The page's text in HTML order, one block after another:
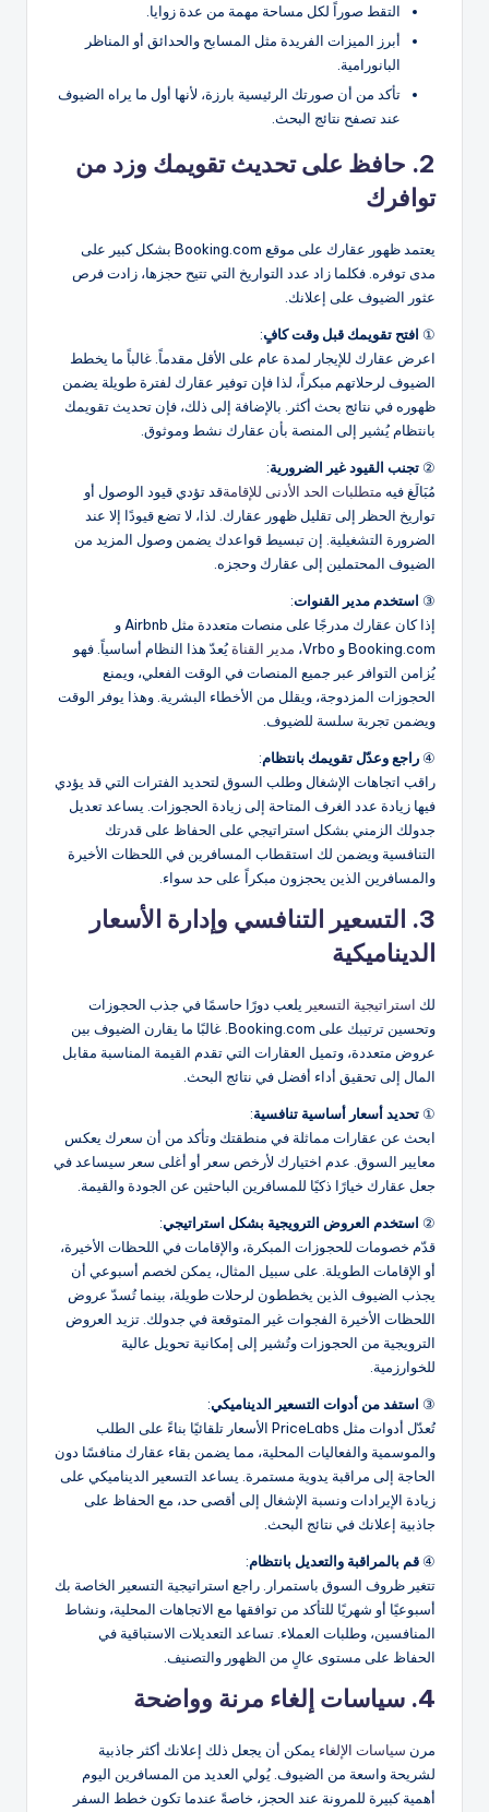
التقط صوراً لكل مساحة مهمة من عدة زوايا.
أبرز الميزات الفريدة مثل المسابح والحدائق أو المناظر
البانورامية.
تأكد من أن صورتك الرئيسية بارزة، لأنها أول ما يراه الضيوف
عند تصفح نتائج البحث.
2. حافظ على تحديث تقويمك وزد من
توافرك
يعتمد ظهور عقارك على موقع Booking.com بشكل كبير على
مدى توفره. فكلما زاد عدد التواريخ التي تتيح حجزها، زادت فرص
عثور الضيوف على إعلانك.
① افتح تقويمك قبل وقت كافٍ:
اعرض عقارك للإيجار لمدة عام على الأقل مقدماً. غالباً ما يخطط
الضيوف لرحلاتهم مبكراً، لذا فإن توفير عقارك لفترة طويلة يضمن
ظهوره في نتائج بحث أكثر. بالإضافة إلى ذلك، فإن تحديث تقويمك
بانتظام يُشير إلى المنصة بأن عقارك نشط وموثوق.
② تجنب القيود غير الضرورية:
مُبَالَغ فيه متطلبات الحد الأدنى للإقامةقد تؤدي قيود الوصول أو
تواريخ الحظر إلى تقليل ظهور عقارك. لذا، لا تضع قيودًا إلا عند
الضرورة التشغيلية. إن تبسيط قواعدك يضمن وصول المزيد من
الضيوف المحتملين إلى عقارك وحجزه.
③ استخدم مدير القنوات:
إذا كان عقارك مدرجًا على منصات متعددة مثل Airbnb و
Booking.com و Vrbo،
مدير القناة يُعدّ هذا النظام أساسياً. فهو
يُزامن التوافر عبر جميع المنصات في الوقت الفعلي، ويمنع
الحجوزات المزدوجة، ويقلل من الأخطاء البشرية. وهذا يوفر الوقت
ويضمن تجربة سلسة للضيوف.
④ راجع وعدّل تقويمك بانتظام:
راقب اتجاهات الإشغال وطلب السوق لتحديد الفترات التي قد يؤدي
فيها زيادة عدد الغرف المتاحة إلى زيادة الحجوزات. يساعد تعديل
جدولك الزمني بشكل استراتيجي على الحفاظ على قدرتك
التنافسية ويضمن لك استقطاب المسافرين في اللحظات الأخيرة
والمسافرين الذين يحجزون مبكراً على حد سواء.
3. التسعير التنافسي وإدارة الأسعار
الديناميكية
لك استراتيجية التسعير يلعب دورًا حاسمًا في جذب الحجوزات
وتحسين ترتيبك على Booking.com. غالبًا ما يقارن الضيوف بين
عروض متعددة، وتميل العقارات التي تقدم القيمة المناسبة مقابل
المال إلى تحقيق أداء أفضل في نتائج البحث.
① تحديد أسعار أساسية تنافسية:
ابحث عن عقارات مماثلة في منطقتك وتأكد من أن سعرك يعكس
معايير السوق. عدم اختيارك لأرخص سعر أو أغلى سعر سيساعد في
جعل عقارك خيارًا ذكيًا للمسافرين الباحثين عن الجودة والقيمة.
② استخدم العروض الترويجية بشكل استراتيجي:
قدّم خصومات للحجوزات المبكرة، والإقامات في اللحظات الأخيرة،
أو الإقامات الطويلة. على سبيل المثال، يمكن لخصم أسبوعي أن
يجذب الضيوف الذين يخططون لرحلات طويلة، بينما تُسدّ عروض
اللحظات الأخيرة الفجوات غير المتوقعة في جدولك. تزيد العروض
الترويجية من الحجوزات وتُشير إلى إمكانية تحويل عالية
للخوارزمية.
③ استفد من أدوات التسعير الديناميكي:
تُعدّل أدوات مثل PriceLabs الأسعار تلقائيًا بناءً على الطلب
والموسمية والفعاليات المحلية، مما يضمن بقاء عقارك منافسًا دون
الحاجة إلى مراقبة يدوية مستمرة. يساعد التسعير الديناميكي على
زيادة الإيرادات ونسبة الإشغال إلى أقصى حد، مع الحفاظ على
جاذبية إعلانك في نتائج البحث.
④ قم بالمراقبة والتعديل بانتظام:
تتغير ظروف السوق باستمرار. راجع استراتيجية التسعير الخاصة بك
أسبوعيًا أو شهريًا للتأكد من توافقها مع الاتجاهات المحلية، ونشاط
المنافسين، وطلبات العملاء. تساعد التعديلات الاستباقية في
الحفاظ على مستوى عالٍ من الظهور والتصنيف.
4. سياسات إلغاء مرنة وواضحة
مرن سياسات الإلغاء يمكن أن يجعل ذلك إعلانك أكثر جاذبية
لشريحة واسعة من الضيوف. يُولي العديد من المسافرين اليوم
أهمية كبيرة للمرونة عند الحجز، خاصةً عندما تكون خطط السفر